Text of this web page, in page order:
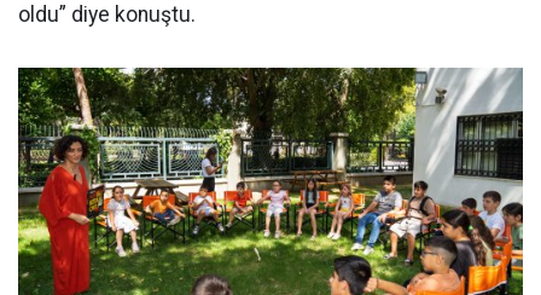
oldu” diye konuştu.